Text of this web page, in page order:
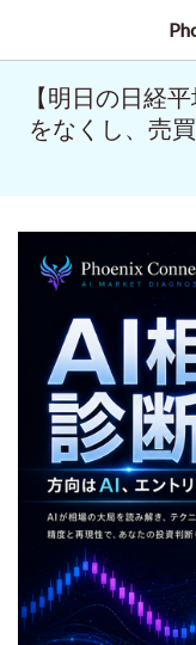
【明日の日経
をなくし、売